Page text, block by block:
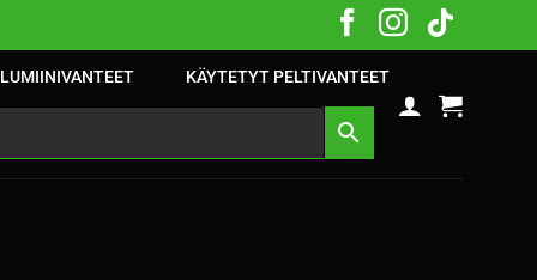
KÄYTETYT PELTIVANTEET